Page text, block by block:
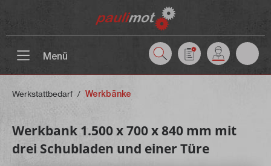
Menü
Werkstattbedarf / Werkbänke
Werkbank 1.500 x 700 x 840 mm mit
drei Schubladen und einer Türe